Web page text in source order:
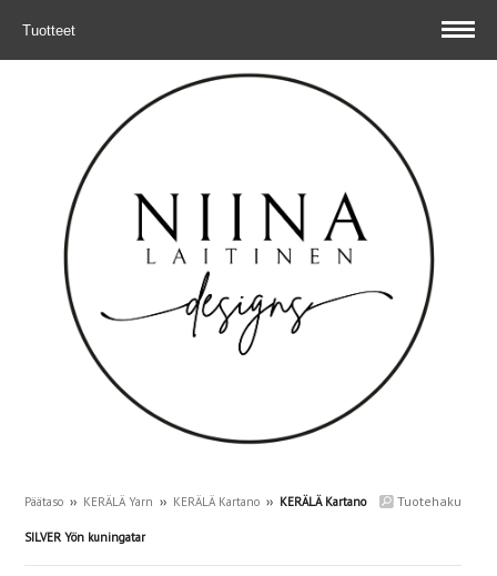
Tuotteet
Tuotehaku
Päätaso ›› KERÄLÄ Yarn ›› KERÄLÄ Kartano ›› KERÄLÄ Kartano
SILVER Yön kuningatar